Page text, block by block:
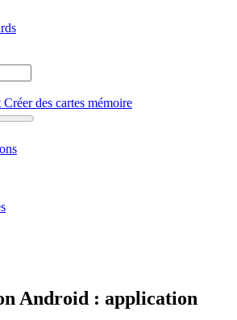
Créer des cartes mémoire
Android : application